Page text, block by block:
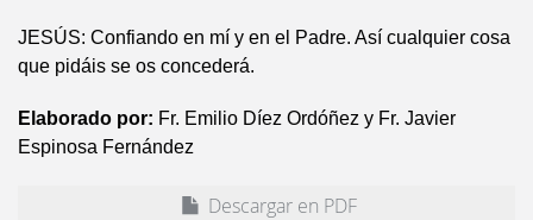
JESÚS: Confiando en mí y en el Padre. Así cualquier cosa
que pidáis se os concederá.
Elaborado por: Fr. Emilio Díez Ordóñez y Fr. Javier
Espinosa Fernández
Descargar en PDF